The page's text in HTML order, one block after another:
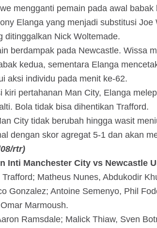
mengganti pemain pada awal babak
Elanga yang menjadi substitusi Joe
ditinggalkan Nick Woltemade.
berdampak pada Newcastle. Wissa
kedua, sementara Elanga
aksi individu pada menit ke-62.
kiri pertahanan Man City, Elanga
Bola tidak bisa dihentikan Trafford.
City tidak berubah hingga wasit
dengan skor agregat 5-1 dan akan
rtr)
Inti Manchester City vs Newcastle
Matheus Nunes, Abdukodir
Gonzalez; Antoine Semenyo, Phil
Marmoush.
Ramsdale; Malick Thiaw, Sven